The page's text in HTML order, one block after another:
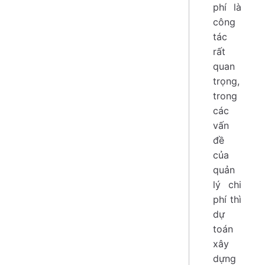
phí là
công
tác
rất
quan
trọng,
trong
các
vấn
đề
của
quản
lý chi
phí thì
dự
toán
xây
dựng